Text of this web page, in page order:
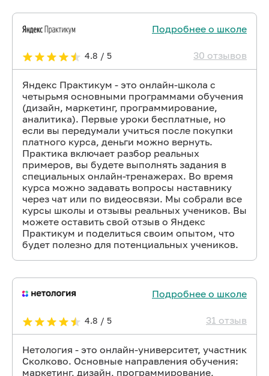
Подробнее о школе
4.8 / 5 30 отзывов
Яндекс Практикум - это онлайн-школа с
четырьмя основными программами обучения
(дизайн, маркетинг, программирование,
аналитика). Первые уроки бесплатные, но
если вы передумали учиться после покупки
платного курса, деньги можно вернуть.
Практика включает разбор реальных
примеров, вы будете выполнять задания в
специальных онлайн-тренажерах. Во время
курса можно задавать вопросы наставнику
через чат или по видеосвязи. Мы собрали все
курсы школы и отзывы реальных учеников. Вы
можете оставить свой отзыв о Яндекс
Практикум и поделиться своим опытом, что
будет полезно для потенциальных учеников.
Подробнее о школе
4.8 / 5 31 отзыв
Нетология - это онлайн-университет, участник
Сколково. Основные направления обучения:
маркетинг, дизайн, программирование,